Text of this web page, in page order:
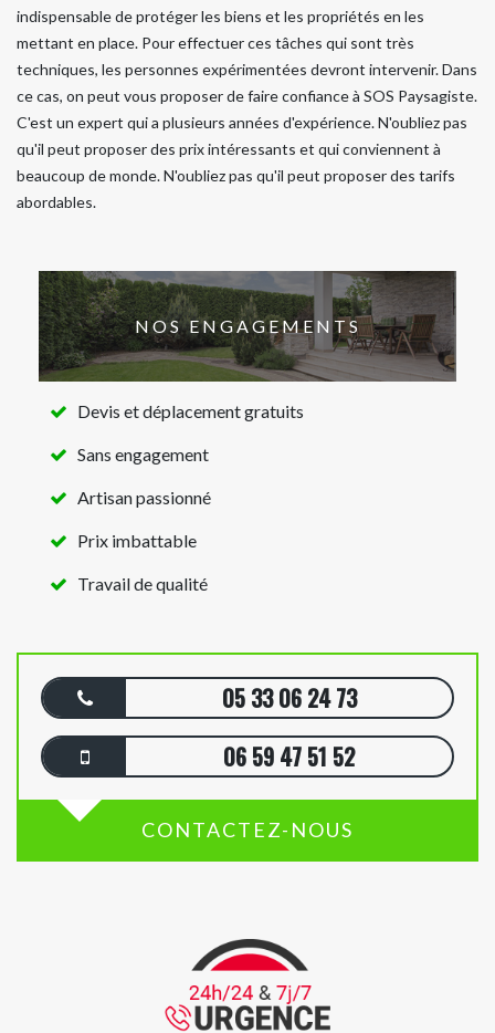
indispensable de protéger les biens et les propriétés en les
mettant en place. Pour effectuer ces tâches qui sont très
techniques, les personnes expérimentées devront intervenir. Dans
ce cas, on peut vous proposer de faire confiance à SOS Paysagiste.
C'est un expert qui a plusieurs années d'expérience. N'oubliez pas
qu'il peut proposer des prix intéressants et qui conviennent à
beaucoup de monde. N'oubliez pas qu'il peut proposer des tarifs
abordables.
NOS ENGAGEMENTS
Devis et déplacement gratuits
Sans engagement
Artisan passionné
Prix imbattable
Travail de qualité
05 33 06 24 73
06 59 47 51 52
CONTACTEZ-NOUS